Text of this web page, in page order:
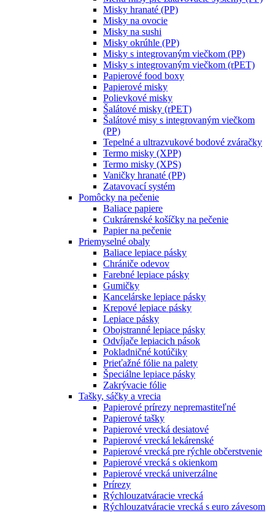
Misky hranaté (PP)
Misky na ovocie
Misky na sushi
Misky okrúhle (PP)
Misky s integrovaným viečkom (PP)
Misky s integrovaným viečkom (rPET)
Papierové food boxy
Papierové misky
Polievkové misky
Šalátové misky (rPET)
Šalátové misy s integrovaným viečkom
(PP)
Tepelné a ultrazvukové bodové zváračky
Termo misky (XPP)
Termo misky (XPS)
Vaničky hranaté (PP)
Zatavovací systém
Pomôcky na pečenie
Baliace papiere
Cukrárenské košíčky na pečenie
Papier na pečenie
Priemyselné obaly
Baliace lepiace pásky
Chrániče odevov
Farebné lepiace pásky
Gumičky
Kancelárske lepiace pásky
Krepové lepiace pásky
Lepiace pásky
Obojstranné lepiace pásky
Odvíjače lepiacich pások
Pokladničné kotúčiky
Prieťažné fólie na palety
Špeciálne lepiace pásky
Zakrývacie fólie
Tašky, sáčky a vrecia
Papierové prírezy nepremastiteľné
Papierové tašky
Papierové vrecká desiatové
Papierové vrecká lekárenské
Papierové vrecká pre rýchle občerstvenie
Papierové vrecká s okienkom
Papierové vrecká univerzálne
Prírezy
Rýchlouzatváracie vrecká
Rýchlouzatváracie vrecká s euro závesom